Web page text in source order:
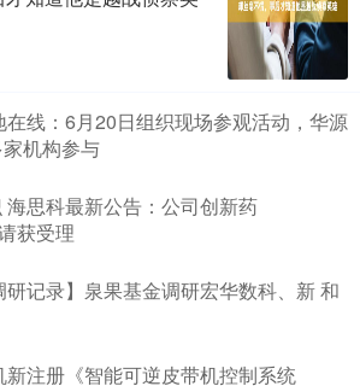
在线：6月20日组织现场参观活动，华源
机构参与
思科最新公告：公司创新药
获受理
记录】泉果基金调研宏华数科、新 和
注册《智能可逆皮带机控制系统